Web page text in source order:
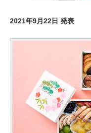
2021年9月22日 発表